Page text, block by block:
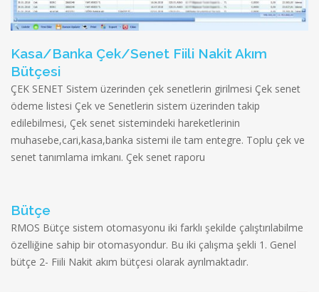
Kasa/Banka Çek/Senet Fiili Nakit Akım
Bütçesi
ÇEK SENET Sistem üzerinden çek senetlerin girilmesi Çek senet
ödeme listesi Çek ve Senetlerin sistem üzerinden takip
edilebilmesi, Çek senet sistemindeki hareketlerinin
muhasebe,cari,kasa,banka sistemi ile tam entegre. Toplu çek ve
senet tanımlama imkanı. Çek senet raporu
Bütçe
RMOS Bütçe sistem otomasyonu iki farklı şekilde çalıştırılabilme
özelliğine sahip bir otomasyondur. Bu iki çalışma şekli 1. Genel
bütçe 2- Fiili Nakit akım bütçesi olarak ayrılmaktadır.